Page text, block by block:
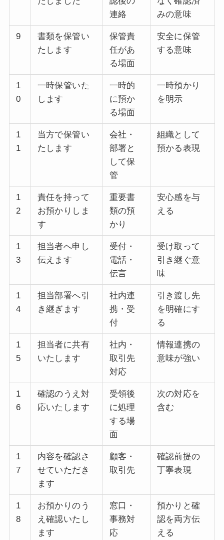
連絡
みの意味
9
書類を保管い
たします
保管責
任があ
る場面
安全に保管
する意味
1
0
一時保管いた
します
一時的
に預か
る場面
一時預かり
を明示
1
1
当方で保管い
たします
会社・
部署と
して保
管
組織として
預かる表現
1
2
責任を持って
お預かりしま
す
重要書
類の預
かり
安心感を与
える
1
3
担当者へ申し
伝えます
受付・
電話・
伝言
受け取って
引き継ぐ意
味
1
4
担当部署へ引
き継ぎます
社内連
携・受
付
引き渡し先
を明確にす
る
1
5
担当者に共有
いたします
社内・
取引先
対応
情報連携の
意味が強い
1
6
確認のうえ対
応いたします
受領後
に処理
する場
面
次の対応を
含む
1
7
内容を確認さ
せていただき
ます
顧客・
取引先
確認前提の
丁寧表現
1
8
お預かりのう
え確認いたし
ます
窓口・
事務対
応
預かりと確
認を両方伝
える